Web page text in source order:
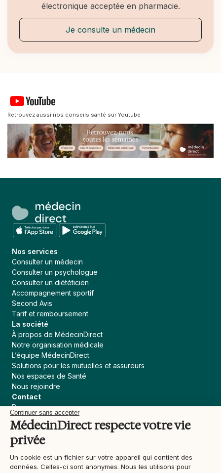
électronique acceptée en pharmacie.
Je consulte un médecin
Retrouvez aussi nos conseils santé sur Youtube
Nos services
Consulter un médecin
Consulter un psychologue
Consulter un diététicien
Accompagnement sportif
Second Avis
Tarif et remboursement
La société
À propos de MédecinDirect
Notre organisation médicale
L’équipe MédecinDirect
Solutions pour les mutuelles et assureurs
Nos espaces de Santé
Nous rejoindre
Contact
Presse
Assureur, courtier
Collectivités
Devenir praticien MédecinDirect
Liens utiles
Blog
Actualités Santé
Continuer sans accepter
MédecinDirect respecte votre vie
privée
Un cookie est un fichier sur votre appareil qui contient des
données. Celles-ci sont anonymes. Nous les utilisons pour